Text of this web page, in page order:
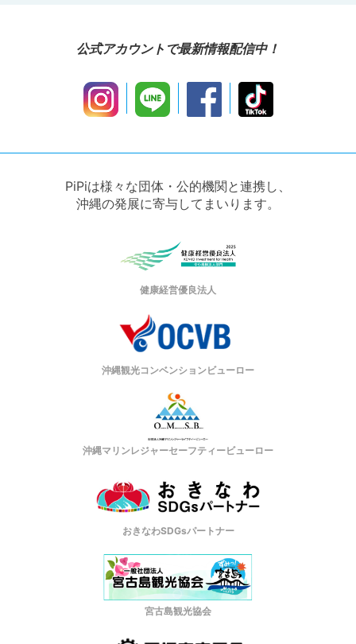
公式アカウントで最新情報配信中！
PiPiは様々な団体・公的機関と連携し、
沖縄の発展に寄与してまいります。
健康経営優良法人
沖縄観光コンベンションビューロー
沖縄マリンレジャーセーフティービューロー
おきなわSDGsパートナー
宮古島観光協会